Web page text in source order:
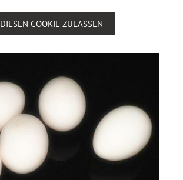
DIESEN COOKIE ZULASSEN